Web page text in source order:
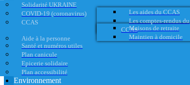
Solidarité UKRAINE
COVID-19 (coronavirus)
CCAS
Les aides du CCAS
Les comptes-rendus du
CCAS
Aide à la personne
Maisons de retraite
Maintien à domicile
Santé et numéros utiles
Plan canicule
Epicerie solidaire
Plan accessibilité
Environnement